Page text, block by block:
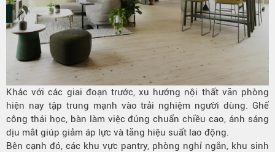
Khác với các giai đoạn trước, xu hướng nội thất văn phòng
hiện nay tập trung mạnh vào trải nghiệm người dùng. Ghế
công thái học, bàn làm việc đúng chuẩn chiều cao, ánh sáng
dịu mắt giúp giảm áp lực và tăng hiệu suất lao động.
Bên cạnh đó, các khu vực pantry, phòng nghỉ ngắn, khu sinh